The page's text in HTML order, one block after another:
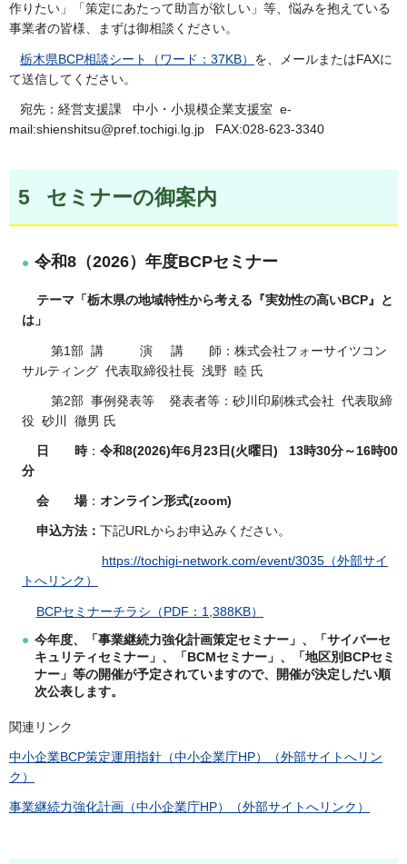
作りたい」「策定にあたって助言が欲しい」等、悩みを抱えている
事業者の皆様、まずは御相談ください。
栃木県BCP相談シート（ワード：37KB） を、メールまたはFAXに
て送信してください。
宛先：経営支援課 中小・小規模企業支援室 e-
mail:shienshitsu@pref.tochigi.lg.jp FAX:028-623-3340
5 セミナーの御案内
令和8（2026）年度BCPセミナー
テーマ「栃木県の地域特性から考える『実効性の高いBCP』と
は」
第1部 講 演 講 師：株式会社フォーサイツコン
サルティング 代表取締役社長 浅野 睦 氏
第2部 事例発表等 発表者等：砂川印刷株式会社 代表取締
役 砂川 徹男 氏
日 時： 令和8(2026)年6月23日(火曜日) 13時30分～16時00
分
会 場： オンライン形式(zoom)
申込方法： 下記URLからお申込みください。
https://tochigi-network.com/event/3035（外部サイ
トへリンク）
BCPセミナーチラシ（PDF：1,388KB）
今年度、「事業継続力強化計画策定セミナー」、「サイバーセ
キュリティセミナー」、「BCMセミナー」、「地区別BCPセミ
ナー」等の開催が予定されていますので、開催が決定しだい順
次公表します。
関連リンク
中小企業BCP策定運用指針（中小企業庁HP）（外部サイトへリン
ク）
事業継続力強化計画（中小企業庁HP）（外部サイトへリンク）